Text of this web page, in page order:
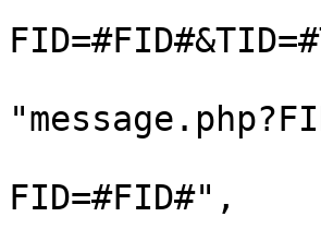
FID=#FID#",